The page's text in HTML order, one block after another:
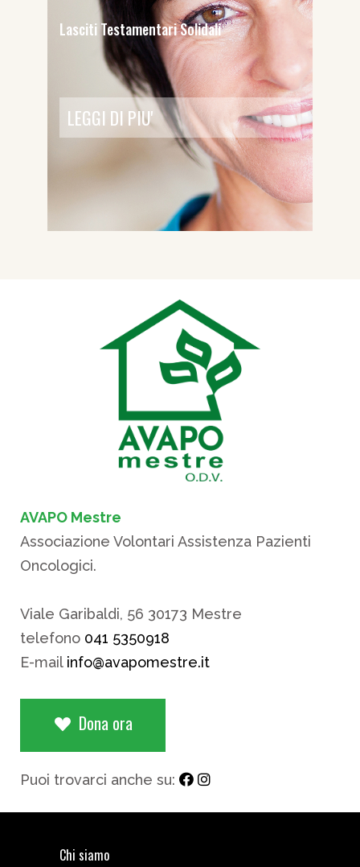
Lasciti Testamentari Solidali
LEGGI DI PIU'
AVAPO Mestre
Associazione Volontari Assistenza Pazienti
Oncologici.
Viale Garibaldi, 56 30173 Mestre
telefono 041 5350918
E-mail info@avapomestre.it
Dona ora
Puoi trovarci anche su:
Chi siamo